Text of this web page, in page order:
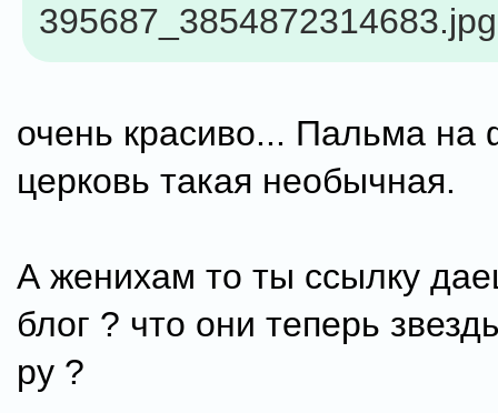
395687_3854872314683.jpg
очень красиво... Пальма на
церковь такая необычная.
А женихам то ты ссылку
блог ? что они теперь
ру ?